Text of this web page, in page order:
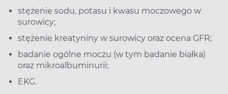
stężenie sodu, potasu i kwasu moczowego w
surowicy;
stężenie kreatyniny w surowicy oraz ocena GFR;
badanie ogólne moczu (w tym badanie białka)
oraz mikroalbuminurii;
EKG.